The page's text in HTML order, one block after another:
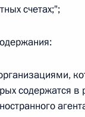
г. № 245-ФЗ
деятельности
счетах;";
содержатся